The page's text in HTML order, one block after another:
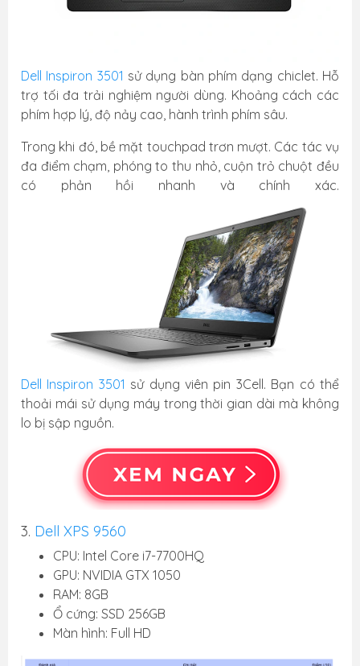
Dell Inspiron 3501 sử dụng bàn phím dạng chiclet. Hỗ
trợ tối đa trải nghiệm người dùng. Khoảng cách các
phím hợp lý, độ nảy cao, hành trình phím sâu.
Trong khi đó, bề mặt touchpad trơn mượt. Các tác vụ
đa điểm chạm, phóng to thu nhỏ, cuộn trỏ chuột đều
có phản hồi nhanh và chính xác.
Dell Inspiron 3501 sử dụng viên pin 3Cell. Bạn có thể
thoải mái sử dụng máy trong thời gian dài mà không
lo bị sập nguồn.
3. Dell XPS 9560
CPU: Intel Core i7-7700HQ
GPU: NVIDIA GTX 1050
RAM: 8GB
Ổ cứng: SSD 256GB
Màn hình: Full HD